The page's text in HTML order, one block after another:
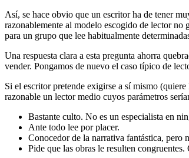
Así, se hace obvio que un escritor ha de tener
razonablemente al modelo escogido de lector no
para un grupo que lee habitualmente
Una respuesta clara a esta pregunta ahorra
vender. Pongamos de nuevo el caso típico de
Si el escritor pretende exigirse a sí mismo
razonable un lector medio cuyos parámetros
Bastante culto. No es un especialista en
Ante todo lee por placer.
Conocedor de la narrativa fantástica, pero
Pide que las obras le resulten